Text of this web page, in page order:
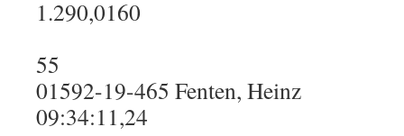
1.290,0160
55
01592-19-465 Fenten, Heinz
09:34:11,24